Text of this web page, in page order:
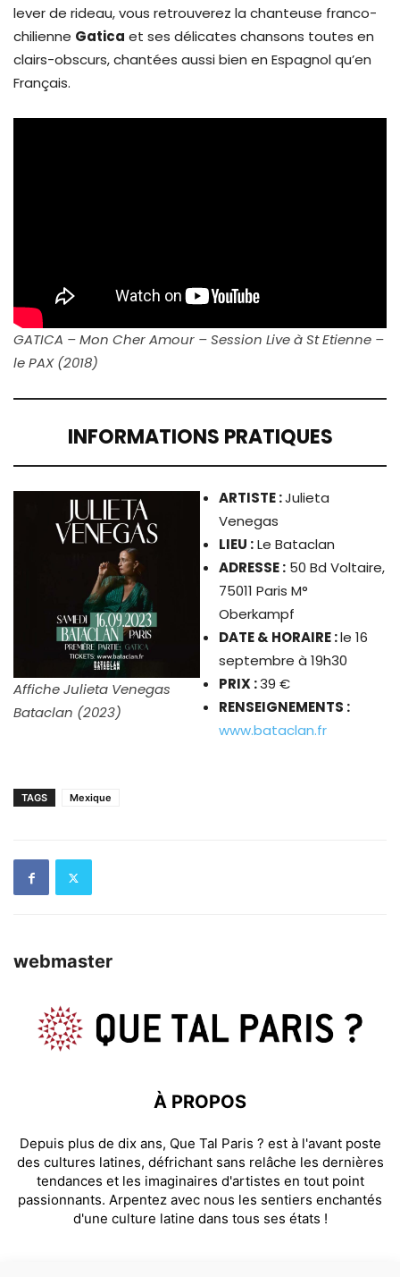
lever de rideau, vous retrouverez la chanteuse franco-
chilienne Gatica et ses délicates chansons toutes en
clairs-obscurs, chantées aussi bien en Espagnol qu’en
Français.
GATICA – Mon Cher Amour – Session Live à St Etienne –
le PAX (2018)
INFORMATIONS PRATIQUES
Affiche Julieta Venegas
Bataclan (2023)
ARTISTE:Julieta
Venegas
LIEU :Le Bataclan
ADRESSE : 50 Bd Voltaire,
75011 Paris M°
Oberkampf
DATE & HORAIRE :le 16
septembre à 19h30
PRIX :39 €
RENSEIGNEMENTS :
www.bataclan.fr
TAGS Mexique
webmaster
À PROPOS
Depuis plus de dix ans, Que Tal Paris ? est à l'avant poste
des cultures latines, défrichant sans relâche les dernières
tendances et les imaginaires d'artistes en tout point
passionnants. Arpentez avec nous les sentiers enchantés
d'une culture latine dans tous ses états !